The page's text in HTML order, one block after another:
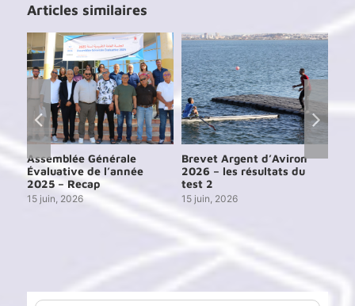
Articles similaires
Assemblée Générale
Évaluative de l’année
2025 – Recap
15 juin, 2026
Brevet Argent d’Aviron
2026 – les résultats du
test 2
15 juin, 2026